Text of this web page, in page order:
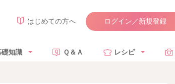
はじめての方へ ログイン／新規登録
礎知識 Ｑ＆Ａ レシピ